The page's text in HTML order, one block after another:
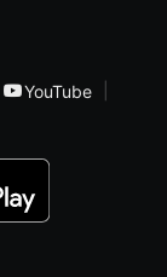
YouTube